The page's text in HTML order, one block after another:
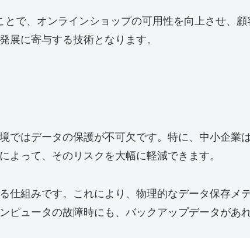
で、オンラインショップの可用性を向上させ、
に寄与する技術となります。
はデータの保護が不可欠です。特に、中小企業
って、そのリスクを大幅に軽減できます。
仕組みです。これにより、物理的なデータ保存メ
ュータの故障時にも、バックアップデータがあ